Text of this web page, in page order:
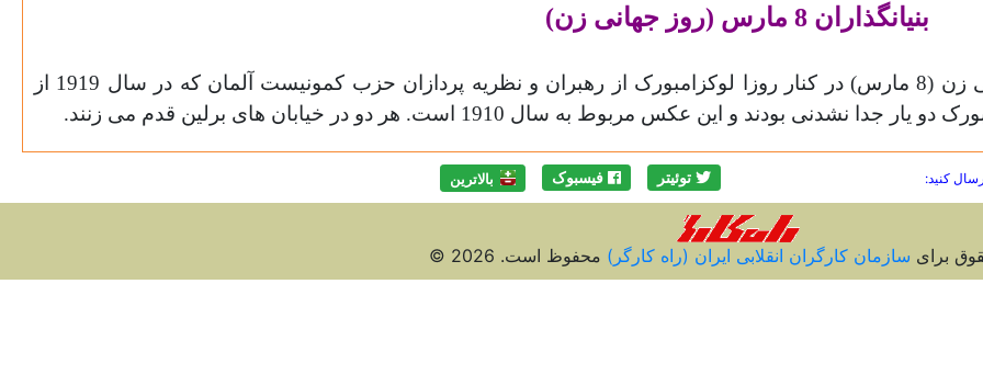
بنیانگذاران 8 مارس (روز جهانی زن (
کلارا زتکین(سمت چپ)، از بنیانگذاران اولیه روز جهانی زن (8 مارس) در کنار روزا لوکزامبورک از رهبران و نظریه پردازان حزب کمونیست آلمان که در سال 1919 از
و این عکس مربوط به سال 1910 است. هر دو در خیابان های برلین قدم می زنند
.
کنید: توئیتر فیسبوک بالاترين
برای سازمان کارگران انقلابی ايران (راه کارگر) محفوظ است. 2026 ©